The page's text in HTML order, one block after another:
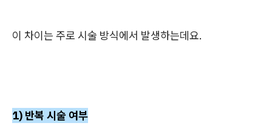
이 차이는 주로 시술 방식에서 발생하는데요.
1) 반복 시술 여부